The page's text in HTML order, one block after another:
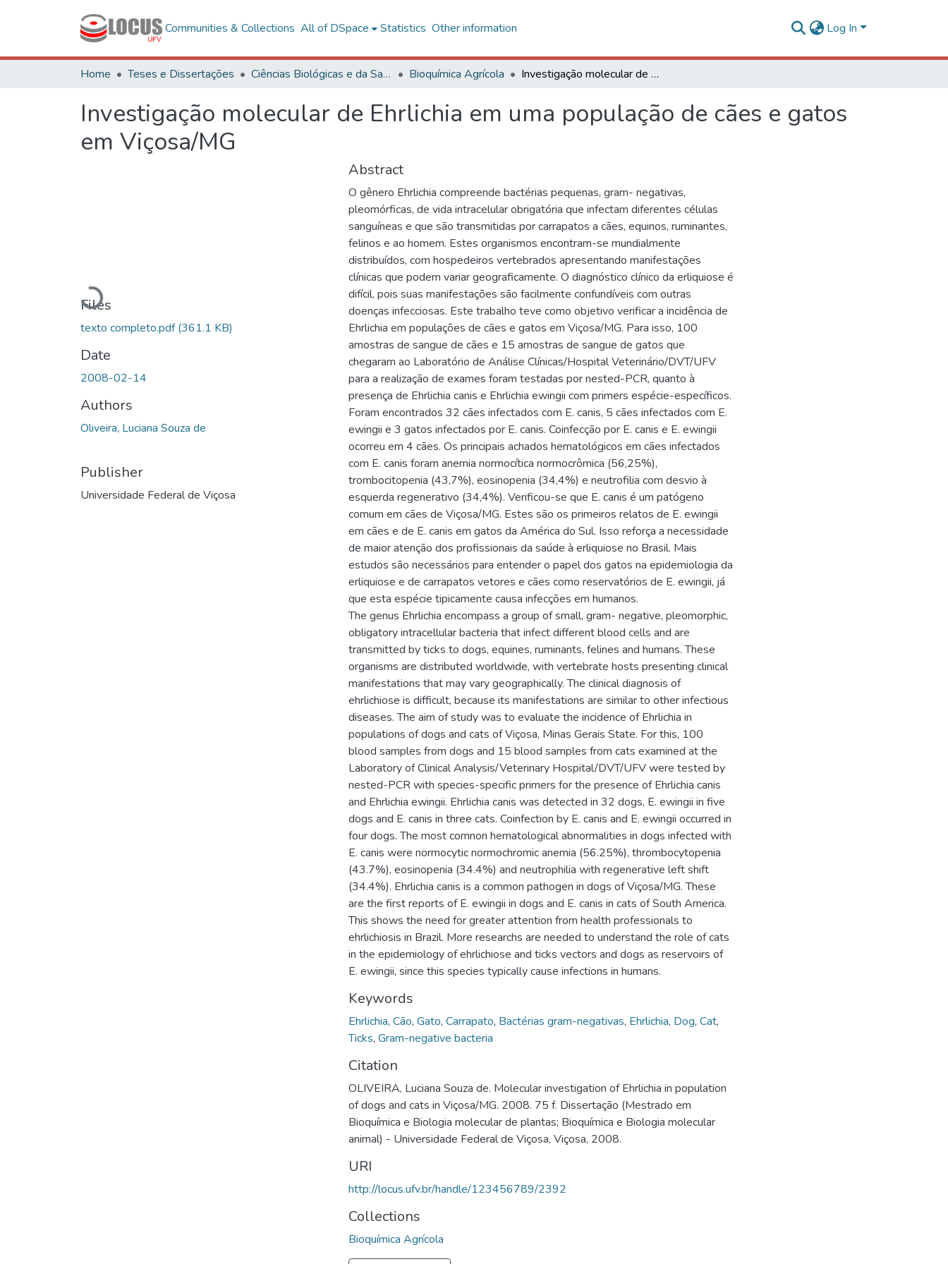
Communities & Collections All of DSpace Statistics Other information Log In
Home Teses e Dissertações Ciências Biológicas e da Saúde Bioquímica Agrícola Investigação molecular de Ehrlichia em uma população de cães e gatos em Viçosa/MG
Investigação molecular de Ehrlichia em uma população de cães e gatos
em Viçosa/MG
Loading...
Files
texto completo.pdf(361.1 KB)
Date
2008-02-14
Authors
Oliveira, Luciana Souza de
Publisher
Universidade Federal de Viçosa
Abstract
O gênero Ehrlichia compreende bactérias pequenas, gram- negativas,
pleomórficas, de vida intracelular obrigatória que infectam diferentes células
sanguíneas e que são transmitidas por carrapatos a cães, equinos, ruminantes,
felinos e ao homem. Estes organismos encontram-se mundialmente
distribuídos, com hospedeiros vertebrados apresentando manifestações
clínicas que podem variar geograficamente. O diagnóstico clínico da erliquiose é
difícil, pois suas manifestações são facilmente confundíveis com outras
doenças infecciosas. Este trabalho teve como objetivo verificar a incidência de
Ehrlichia em populações de cães e gatos em Viçosa/MG. Para isso, 100
amostras de sangue de cães e 15 amostras de sangue de gatos que
chegaram ao Laboratório de Análise Clínicas/Hospital Veterinário/DVT/UFV
para a realização de exames foram testadas por nested-PCR, quanto à
presença de Ehrlichia canis e Ehrlichia ewingii com primers espécie-específicos.
Foram encontrados 32 cães infectados com E. canis, 5 cães infectados com E.
ewingii e 3 gatos infectados por E. canis. Coinfecção por E. canis e E. ewingii
ocorreu em 4 cães. Os principais achados hematológicos em cães infectados
com E. canis foram anemia normocítica normocrômica (56,25%),
trombocitopenia (43,7%), eosinopenia (34,4%) e neutrofilia com desvio à
esquerda regenerativo (34,4%). Verificou-se que E. canis é um patógeno
comum em cães de Viçosa/MG. Estes são os primeiros relatos de E. ewingii
em cães e de E. canis em gatos da América do Sul. Isso reforça a necessidade
de maior atenção dos profissionais da saúde à erliquiose no Brasil. Mais
estudos são necessários para entender o papel dos gatos na epidemiologia da
erliquiose e de carrapatos vetores e cães como reservatórios de E. ewingii, já
que esta espécie tipicamente causa infecções em humanos.
The genus Ehrlichia encompass a group of small, gram- negative, pleomorphic,
obligatory intracellular bacteria that infect different blood cells and are
transmitted by ticks to dogs, equines, ruminants, felines and humans. These
organisms are distributed worldwide, with vertebrate hosts presenting clinical
manifestations that may vary geographically. The clinical diagnosis of
ehrlichiose is difficult, because its manifestations are similar to other infectious
diseases. The aim of study was to evaluate the incidence of Ehrlichia in
populations of dogs and cats of Viçosa, Minas Gerais State. For this, 100
blood samples from dogs and 15 blood samples from cats examined at the
Laboratory of Clinical Analysis/Veterinary Hospital/DVT/UFV were tested by
nested-PCR with species-specific primers for the presence of Ehrlichia canis
and Ehrlichia ewingii. Ehrlichia canis was detected in 32 dogs, E. ewingii in five
dogs and E. canis in three cats. Coinfection by E. canis and E. ewingii occurred in
four dogs. The most comnon hematological abnormalities in dogs infected with
E. canis were normocytic normochromic anemia (56.25%), thrombocytopenia
(43.7%), eosinopenia (34.4%) and neutrophilia with regenerative left shift
(34.4%). Ehrlichia canis is a common pathogen in dogs of Viçosa/MG. These
are the first reports of E. ewingii in dogs and E. canis in cats of South America.
This shows the need for greater attention from health professionals to
ehrlichiosis in Brazil. More researchs are needed to understand the role of cats
in the epidemiology of ehrlichiose and ticks vectors and dogs as reservoirs of
E. ewingii, since this species typically cause infections in humans.
Keywords
Ehrlichia, Cão, Gato, Carrapato, Bactérias gram-negativas, Ehrlichia, Dog, Cat,
Ticks, Gram-negative bacteria
Citation
OLIVEIRA, Luciana Souza de. Molecular investigation of Ehrlichia in population
of dogs and cats in Viçosa/MG. 2008. 75 f. Dissertação (Mestrado em
Bioquímica e Biologia molecular de plantas; Bioquímica e Biologia molecular
animal) - Universidade Federal de Viçosa, Viçosa, 2008.
URI
http://locus.ufv.br/handle/123456789/2392
Collections
Bioquímica Agrícola